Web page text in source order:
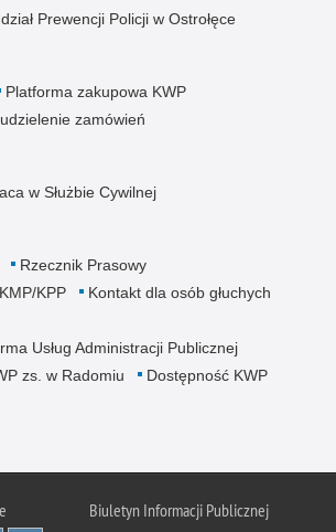
Prewencji Policji w Ostrołęce
Platforma zakupowa KWP
zamówień
w Służbie Cywilnej
Rzecznik Prasowy
KPP
Kontakt dla osób głuchych
Usług Administracji Publicznej
zs. w Radomiu
Dostępność KWP
Biuletyn Informacji Publicznej